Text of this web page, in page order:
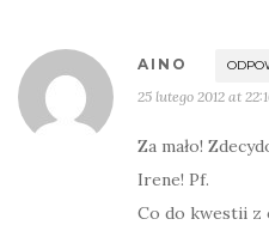
AINO
25 lutego 2012 at
Za mało!
Irene! Pf.
Co do kwestii z